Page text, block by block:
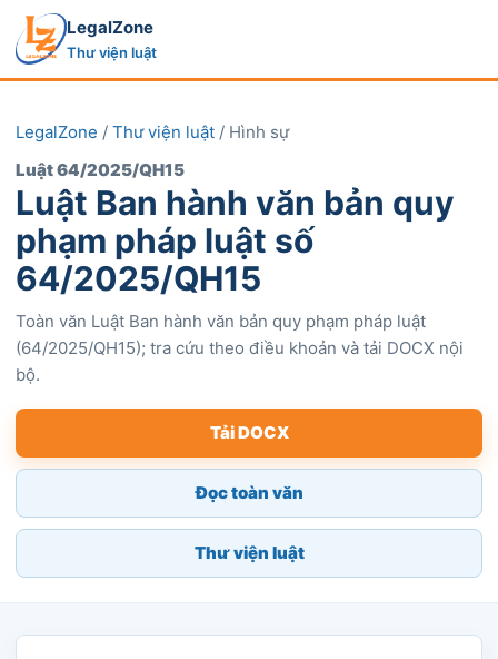
LegalZone
Thư viện luật
LegalZone / Thư viện luật / Hình sự
Luật 64/2025/QH15
Luật Ban hành văn bản quy
phạm pháp luật số
64/2025/QH15
Toàn văn Luật Ban hành văn bản quy phạm pháp luật
(64/2025/QH15); tra cứu theo điều khoản và tải DOCX nội
bộ.
Tải DOCX
Đọc toàn văn
Thư viện luật